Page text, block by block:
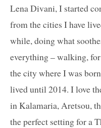
Lena Divani, I started
from the cities I have
while, doing what
everything – walking,
the city where I was
lived until 2014. I love
in Kalamaria, Aretsou,
the perfect setting for a